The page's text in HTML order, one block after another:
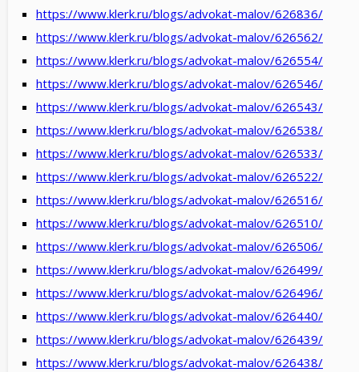
https://www.klerk.ru/blogs/advokat-malov/626836/
https://www.klerk.ru/blogs/advokat-malov/626562/
https://www.klerk.ru/blogs/advokat-malov/626554/
https://www.klerk.ru/blogs/advokat-malov/626546/
https://www.klerk.ru/blogs/advokat-malov/626543/
https://www.klerk.ru/blogs/advokat-malov/626538/
https://www.klerk.ru/blogs/advokat-malov/626533/
https://www.klerk.ru/blogs/advokat-malov/626522/
https://www.klerk.ru/blogs/advokat-malov/626516/
https://www.klerk.ru/blogs/advokat-malov/626510/
https://www.klerk.ru/blogs/advokat-malov/626506/
https://www.klerk.ru/blogs/advokat-malov/626499/
https://www.klerk.ru/blogs/advokat-malov/626496/
https://www.klerk.ru/blogs/advokat-malov/626440/
https://www.klerk.ru/blogs/advokat-malov/626439/
https://www.klerk.ru/blogs/advokat-malov/626438/